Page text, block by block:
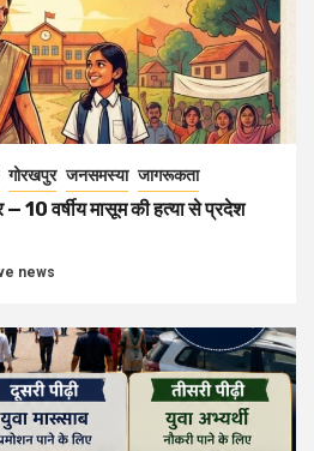
गोरखपुर जनसमस्या जागरूकता
— 10 वर्षीय मासूम की हत्या से प्रदेश
news